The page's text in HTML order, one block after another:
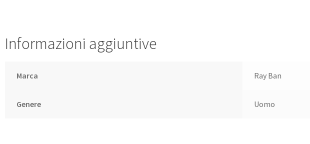
Informazioni aggiuntive
Marca Ray Ban
Genere Uomo